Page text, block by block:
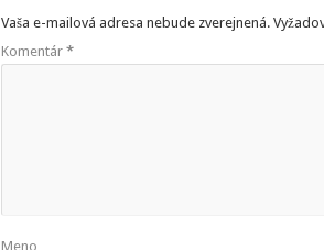
Vaša e-mailová adresa nebude zverejnená.
Komentár *
Meno